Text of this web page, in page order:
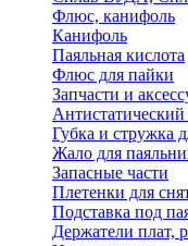
Флюс, канифоль
Канифоль
Паяльная кислота
Флюс для пайки
Запчасти и
Антистатический
Губка и стружка
Жало для
Запасные части
Плетенки для
Подставка под
Держатели плат,